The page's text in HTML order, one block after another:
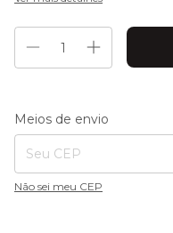
Entregas para o CEP:
Meios de envio
Não sei meu CEP